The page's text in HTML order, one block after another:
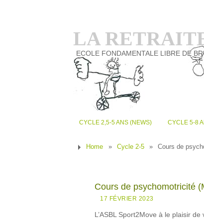
LA
ECOLE FONDAMENTALE LIBRE DE
CYCLE 2,5-5 ANS (NEWS) CYCLE 5-8
Home » Cycle 2-5 » Cours de
Cours de psychomotricité
17 FÉVRIER 2023
L’ASBL Sport2Move à le plaisir